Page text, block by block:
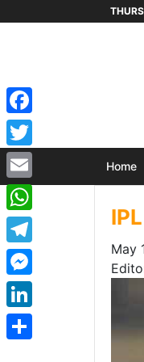
Home
May
Facebook
Twitter
Email
WhatsApp
Telegram
Messenger
LinkedIn